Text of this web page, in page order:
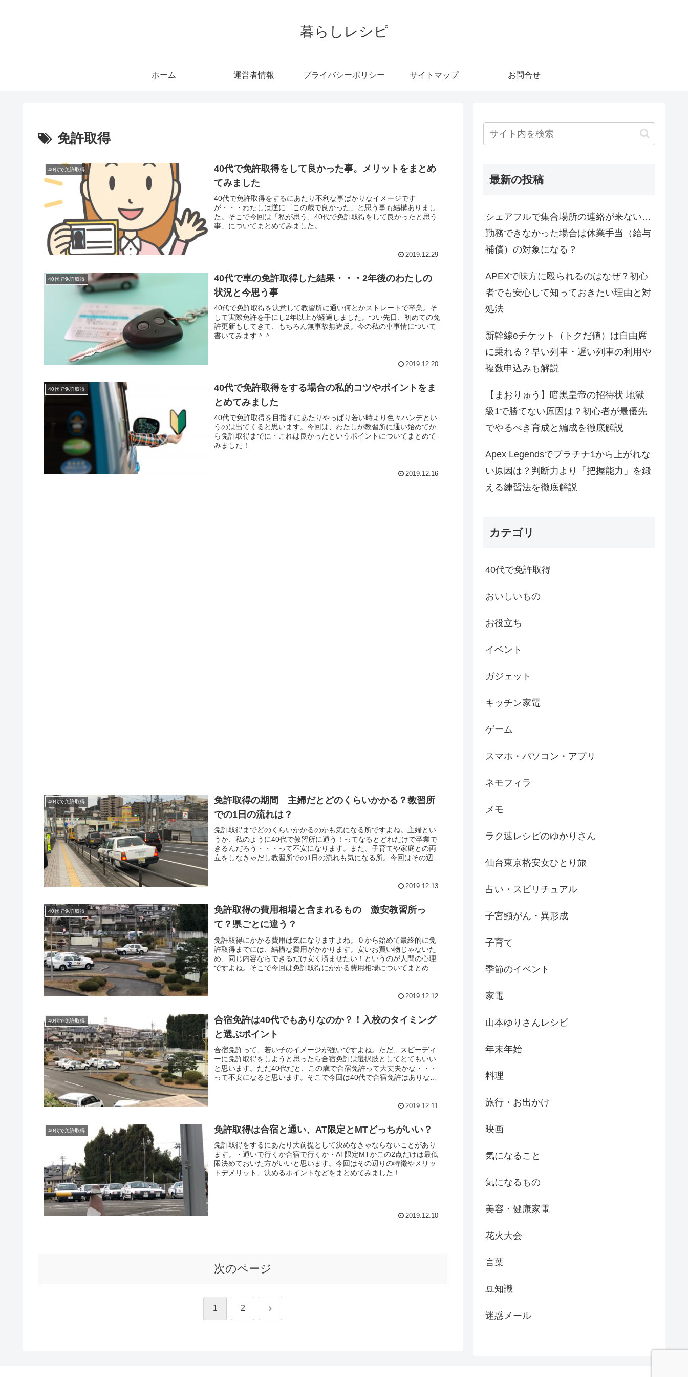
暮らしレシピ
ホーム 運営者情報 プライバシーポリシー サイトマップ お問合せ
免許取得
40代で免許取得
40代で免許取得をして良かった事。メリットをまとめ
てみました
40代で免許取得をするにあたり不利な事ばかりなイメージです
が・・・わたしは逆に「この歳で良かった」と思う事も結構ありまし
た。そこで今回は「私が思う、40代で免許取得をして良かったと思う
事」についてまとめてみました。
2019.12.29
40代で免許取得
40代で車の免許取得した結果・・・2年後のわたしの
状況と今思う事
40代で免許取得を決意して教習所に通い何とかストレートで卒業。そ
して実際免許を手にし2年以上が経過しました。つい先日、初めての免
許更新もしてきて、もちろん無事故無違反。今の私の車事情について
書いてみます＾＾
2019.12.20
40代で免許取得
40代で免許取得をする場合の私的コツやポイントをま
とめてみました
40代で免許取得を目指すにあたりやっぱり若い時より色々ハンデとい
うのは出てくると思います。今回は、わたしが教習所に通い始めてか
ら免許取得までに・これは良かったというポイントについてまとめて
みました！
2019.12.16
40代で免許取得
免許取得の期間 主婦だとどのくらいかかる？教習所
での1日の流れは？
免許取得までどのくらいかかるのかも気になる所ですよね。主婦とい
うか、私のように40代で教習所に通う！ってなるとどれだけで卒業で
きるんだろう・・・って不安になります。また、子育てや家庭との両
立をしなきゃだし教習所での1日の流れも気になる所。今回はその辺を
2019.12.13
40代で免許取得
免許取得の費用相場と含まれるもの 激安教習所っ
て？県ごとに違う？
免許取得にかかる費用は気になりますよね。０から始めて最終的に免
許取得までには、結構な費用がかかります。安いお買い物じゃないた
め、同じ内容ならできるだけ安く済ませたい！というのが人間の心理
ですよね。そこで今回は免許取得にかかる費用相場についてまとめて
2019.12.12
40代で免許取得
合宿免許は40代でもありなのか？！入校のタイミング
と選ぶポイント
合宿免許って、若い子のイメージが強いですよね。ただ、スピーディ
ーに免許取得をしようと思ったら合宿免許は選択肢としてとてもいい
と思います。ただ40代だと、この歳で合宿免許って大丈夫かな・・・
って不安になると思います。そこで今回は40代で合宿免許はありなの
2019.12.11
40代で免許取得 免許取得は合宿と通い、AT限定とMTどっちがいい？
免許取得をするにあたり大前提として決めなきゃならないことがあり
ます。・通いで行くか合宿で行くか・AT限定MTかこの2点だけは最低
限決めておいた方がいいと思います。今回はその辺りの特徴やメリッ
トデメリット、決めるポイントなどをまとめてみました！
2019.12.10
次のページ
1 2 次
最新の投稿
シェアフルで集合場所の連絡が来ない…
勤務できなかった場合は休業手当（給与
補償）の対象になる？
APEXで味方に殴られるのはなぜ？初心
者でも安心して知っておきたい理由と対
処法
新幹線eチケット（トクだ値）は自由席
に乗れる？早い列車・遅い列車の利用や
複数申込みも解説
【まおりゅう】暗黒皇帝の招待状 地獄
級1で勝てない原因は？初心者が最優先
でやるべき育成と編成を徹底解説
Apex Legendsでプラチナ1から上がれな
い原因は？判断力より「把握能力」を鍛
える練習法を徹底解説
カテゴリ
40代で免許取得
おいしいもの
お役立ち
イベント
ガジェット
キッチン家電
ゲーム
スマホ・パソコン・アプリ
ネモフィラ
メモ
ラク速レシピのゆかりさん
仙台東京格安女ひとり旅
占い・スピリチュアル
子宮頸がん・異形成
子育て
季節のイベント
家電
山本ゆりさんレシピ
年末年始
料理
旅行・お出かけ
映画
気になること
気になるもの
美容・健康家電
花火大会
言葉
豆知識
迷惑メール